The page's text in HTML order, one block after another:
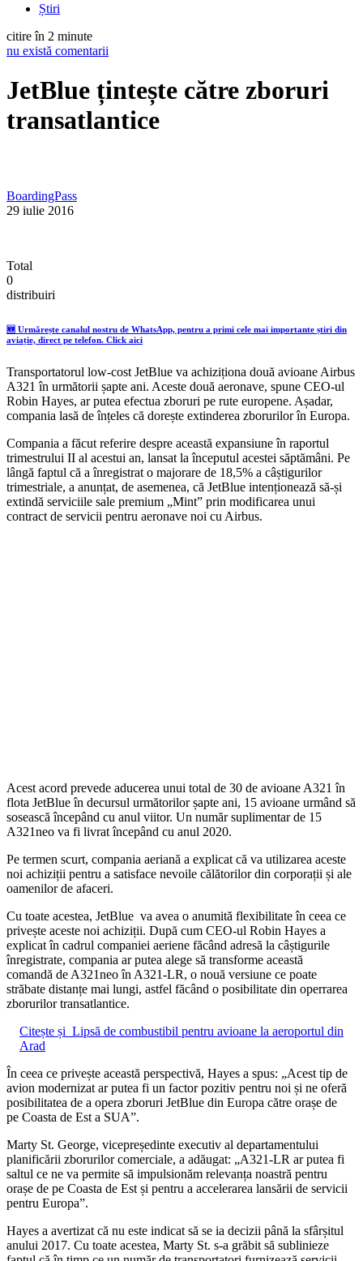
Știri
citire în 2 minute
nu există comentarii
JetBlue țintește către zboruri
transatlantice
BoardingPass
29 iulie 2016
Total
0
distribuiri
🆕 Urmărește canalul nostru de WhatsApp, pentru a primi cele mai importante știri din
aviație, direct pe telefon. Click aici
Transportatorul low-cost JetBlue va achiziționa două avioane Airbus
A321 în următorii șapte ani. Aceste două aeronave, spune CEO-ul
Robin Hayes, ar putea efectua zboruri pe rute europene. Așadar,
compania lasă de înțeles că dorește extinderea zborurilor în Europa.
Compania a făcut referire despre această expansiune în raportul
trimestrului II al acestui an, lansat la începutul acestei săptămâni. Pe
lângă faptul că a înregistrat o majorare de 18,5% a câștigurilor
trimestriale, a anunțat, de asemenea, că JetBlue intenționează să-și
extindă serviciile sale premium „Mint” prin modificarea unui
contract de servicii pentru aeronave noi cu Airbus.
Acest acord prevede aducerea unui total de 30 de avioane A321 în
flota JetBlue în decursul următorilor șapte ani, 15 avioane urmând să
sosească începând cu anul viitor. Un număr suplimentar de 15
A321neo va fi livrat începând cu anul 2020.
Pe termen scurt, compania aeriană a explicat că va utilizarea aceste
noi achiziții pentru a satisface nevoile călătorilor din corporații și ale
oamenilor de afaceri.
Cu toate acestea, JetBlue va avea o anumită flexibilitate în ceea ce
privește aceste noi achiziții. După cum CEO-ul Robin Hayes a
explicat în cadrul companiei aeriene făcând adresă la câștigurile
înregistrate, compania ar putea alege să transforme această
comandă de A321neo în A321-LR, o nouă versiune ce poate
străbate distanțe mai lungi, astfel făcând o posibilitate din operrarea
zborurilor transatlantice.
Citește și Lipsă de combustibil pentru avioane la aeroportul din
Arad
În ceea ce privește această perspectivă, Hayes a spus: „Acest tip de
avion modernizat ar putea fi un factor pozitiv pentru noi și ne oferă
posibilitatea de a opera zboruri JetBlue din Europa către orașe de
pe Coasta de Est a SUA”.
Marty St. George, vicepreședinte executiv al departamentului
planificării zborurilor comerciale, a adăugat: „A321-LR ar putea fi
saltul ce ne va permite să impulsionăm relevanța noastră pentru
orașe de pe Coasta de Est și pentru a accelerarea lansării de servicii
pentru Europa”.
Hayes a avertizat că nu este indicat să se ia decizii până la sfârșitul
anului 2017. Cu toate acestea, Marty St. s-a grăbit să sublinieze